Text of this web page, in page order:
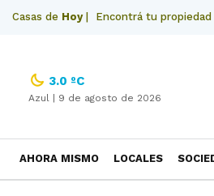
Casas de Hoy| Encontrá tu propiedad
3.0 ºC
Azul | 9 de agosto de 2026
AHORA MISMO LOCALES